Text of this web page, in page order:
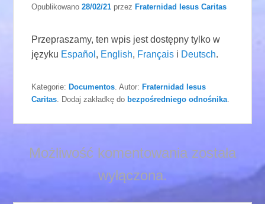
Opublikowano28/02/21 przezFraternidad Iesus Caritas
Przepraszamy, ten wpis jest dostępny tylko w
języku Español , English, Français i Deutsch.
Kategorie:Documentos . Autor:Fraternidad Iesus
Caritas . Dodaj zakładkę do bezpośredniego odnośnika
Możliwość komentowania została
wyłączona.